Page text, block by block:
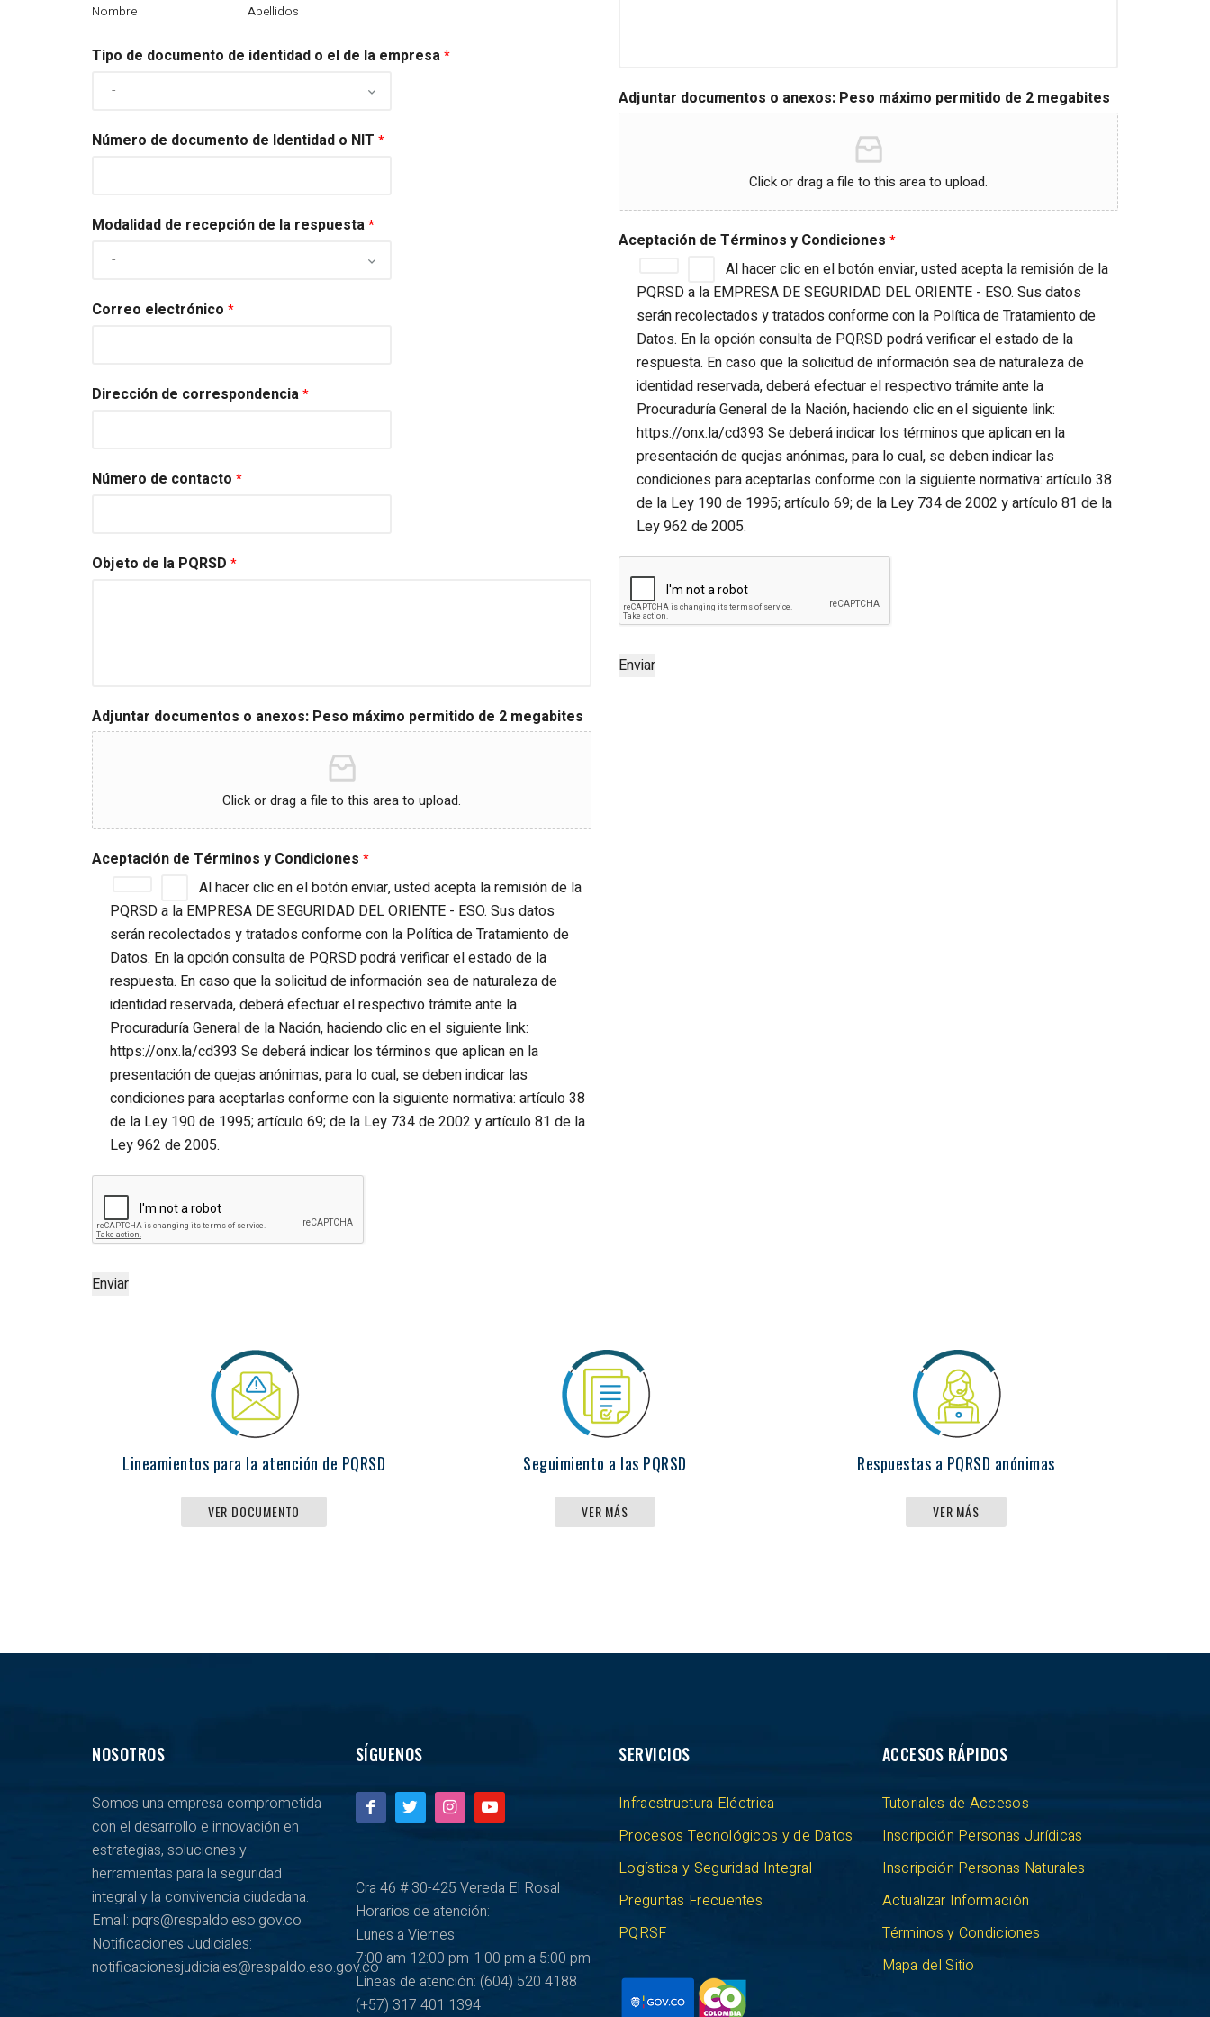
Nombre Apellidos
Tipo de documento de identidad o el de la empresa*
Número de documento de Identidad o NIT *
Modalidad de recepción de la respuesta*
Correo electrónico *
Dirección de correspondencia*
Número de contacto *
Objeto de la PQRSD *
Adjuntar documentos o anexos: Peso máximo permitido de 2 megabites
Click or drag a file to this area to upload.
Aceptación de Términos y Condiciones *
Al hacer clic en el botón enviar, usted acepta la remisión de la
PQRSD a la EMPRESA DE SEGURIDAD DEL ORIENTE - ESO. Sus datos
serán recolectados y tratados conforme con la Política de Tratamiento de
Datos. En la opción consulta de PQRSD podrá verificar el estado de la
respuesta. En caso que la solicitud de información sea de naturaleza de
identidad reservada, deberá efectuar el respectivo trámite ante la
Procuraduría General de la Nación, haciendo clic en el siguiente link:
https://onx.la/cd393 Se deberá indicar los términos que aplican en la
presentación de quejas anónimas, para lo cual, se deben indicar las
condiciones para aceptarlas conforme con la siguiente normativa: artículo 38
de la Ley 190 de 1995; artículo 69; de la Ley 734 de 2002 y artículo 81 de la
Ley 962 de 2005.
Enviar
Adjuntar documentos o anexos: Peso máximo permitido de 2 megabites
Click or drag a file to this area to upload.
Aceptación de Términos y Condiciones *
Al hacer clic en el botón enviar, usted acepta la remisión de la
PQRSD a la EMPRESA DE SEGURIDAD DEL ORIENTE - ESO. Sus datos
serán recolectados y tratados conforme con la Política de Tratamiento de
Datos. En la opción consulta de PQRSD podrá verificar el estado de la
respuesta. En caso que la solicitud de información sea de naturaleza de
identidad reservada, deberá efectuar el respectivo trámite ante la
Procuraduría General de la Nación, haciendo clic en el siguiente link:
https://onx.la/cd393 Se deberá indicar los términos que aplican en la
presentación de quejas anónimas, para lo cual, se deben indicar las
condiciones para aceptarlas conforme con la siguiente normativa: artículo 38
de la Ley 190 de 1995; artículo 69; de la Ley 734 de 2002 y artículo 81 de la
Ley 962 de 2005.
Enviar
Lineamientos para la atención de PQRSD
VER DOCUMENTO
Seguimiento a las PQRSD
VER MÁS
Respuestas a PQRSD anónimas
VER MÁS
NOSOTROS
Somos una empresa comprometida
con el desarrollo e innovación en
estrategias, soluciones y
herramientas para la seguridad
integral y la convivencia ciudadana.
Email: pqrs@respaldo.eso.gov.co
Notificaciones Judiciales:
notificacionesjudiciales@respaldo.eso.gov.co
SÍGUENOS
Cra 46 # 30-425 Vereda El Rosal
Horarios de atención:
Lunes a Viernes
7:00 am 12:00 pm-1:00 pm a 5:00 pm
Líneas de atención: (604) 520 4188
(+57) 317 401 1394
SERVICIOS
Infraestructura Eléctrica
Procesos Tecnológicos y de Datos
Logística y Seguridad Integral
Preguntas Frecuentes
PQRSF
ACCESOS RÁPIDOS
Tutoriales de Accesos
Inscripción Personas Jurídicas
Inscripción Personas Naturales
Actualizar Información
Términos y Condiciones
Mapa del Sitio